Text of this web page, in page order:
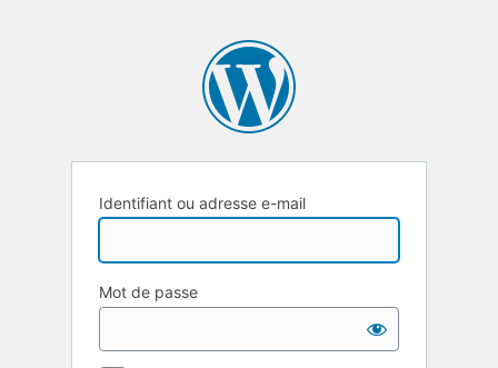
Identifiant ou adresse e-mail
Mot de passe